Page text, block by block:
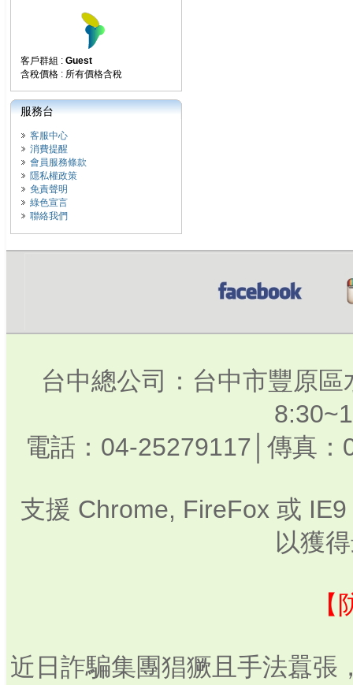
客戶群組 : Guest
含稅價格 : 所有價格含稅
服務台
客服中心
消費提醒
會員服務條款
隱私權政策
免責聲明
綠色宣言
聯絡我們
台中總公司：台中市豐原
電話：04-25279117│傳真
支援 Chrome, FireFox 或
以獲
近日詐騙集團猖獗且手法囂張